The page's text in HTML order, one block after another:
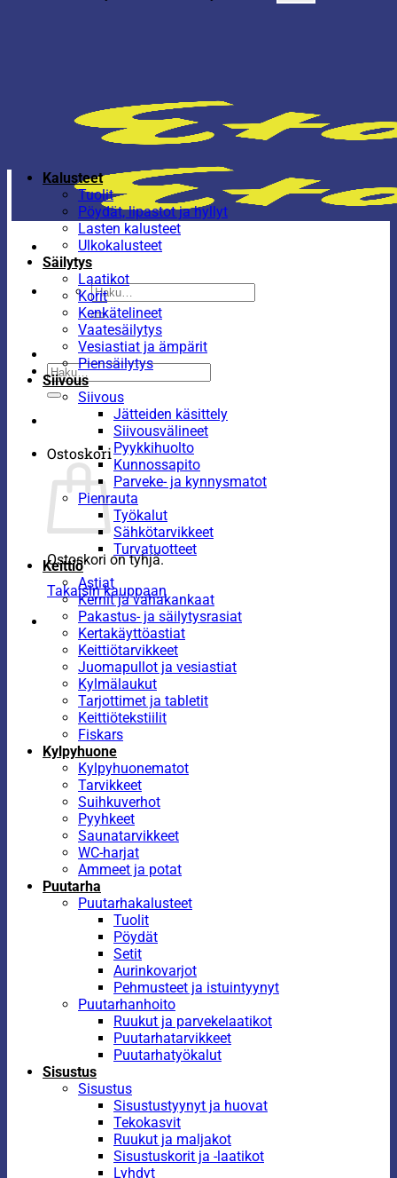
Etsi:
Etsi:
Ostoskori
Ostoskori on tyhjä.
Takaisin kauppaan
Kalusteet
Tuolit
Pöydät, lipastot ja hyllyt
Lasten kalusteet
Ulkokalusteet
Säilytys
Laatikot
Korit
Kenkätelineet
Vaatesäilytys
Vesiastiat ja ämpärit
Piensäilytys
Siivous
Siivous
Jätteiden käsittely
Siivousvälineet
Pyykkihuolto
Kunnossapito
Parveke- ja kynnysmatot
Pienrauta
Työkalut
Sähkötarvikkeet
Turvatuotteet
Keittiö
Astiat
Kernit ja vahakankaat
Pakastus- ja säilytysrasiat
Kertakäyttöastiat
Keittiötarvikkeet
Juomapullot ja vesiastiat
Kylmälaukut
Tarjottimet ja tabletit
Keittiötekstiilit
Fiskars
Kylpyhuone
Kylpyhuonematot
Tarvikkeet
Suihkuverhot
Pyyhkeet
Saunatarvikkeet
WC-harjat
Ammeet ja potat
Puutarha
Puutarhakalusteet
Tuolit
Pöydät
Setit
Aurinkovarjot
Pehmusteet ja istuintyynyt
Puutarhanhoito
Ruukut ja parvekelaatikot
Puutarhatarvikkeet
Puutarhatyökalut
Sisustus
Sisustus
Sisustustyynyt ja huovat
Tekokasvit
Ruukut ja maljakot
Sisustuskorit ja -laatikot
Lyhdyt